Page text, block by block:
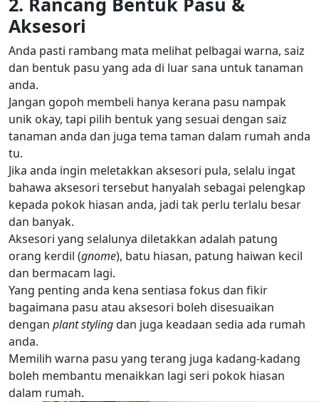
Aksesori
Anda pasti rambang mata melihat pelbagai warna, saiz
dan bentuk pasu yang ada di luar sana untuk tanaman
anda.
Jangan gopoh membeli hanya kerana pasu nampak
unik okay, tapi pilih bentuk yang sesuai dengan saiz
tanaman anda dan juga tema taman dalam rumah anda
tu.
Jika anda ingin meletakkan aksesori pula, selalu ingat
bahawa aksesori tersebut hanyalah sebagai pelengkap
kepada pokok hiasan anda, jadi tak perlu terlalu besar
dan banyak.
Aksesori yang selalunya diletakkan adalah patung
orang kerdil (gnome), batu hiasan, patung haiwan kecil
dan bermacam lagi.
Yang penting anda kena sentiasa fokus dan fikir
bagaimana pasu atau aksesori boleh disesuaikan
dengan plant stylingdan juga keadaan sedia ada rumah
anda.
Memilih warna pasu yang terang juga kadang-kadang
boleh membantu menaikkan lagi seri pokok hiasan
dalam rumah.